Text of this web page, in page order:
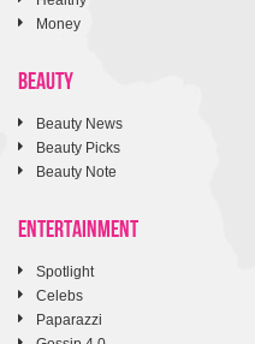
Money
BEAUTY
Beauty News
Beauty Picks
Beauty Note
ENTERTAINMENT
Spotlight
Celebs
Paparazzi